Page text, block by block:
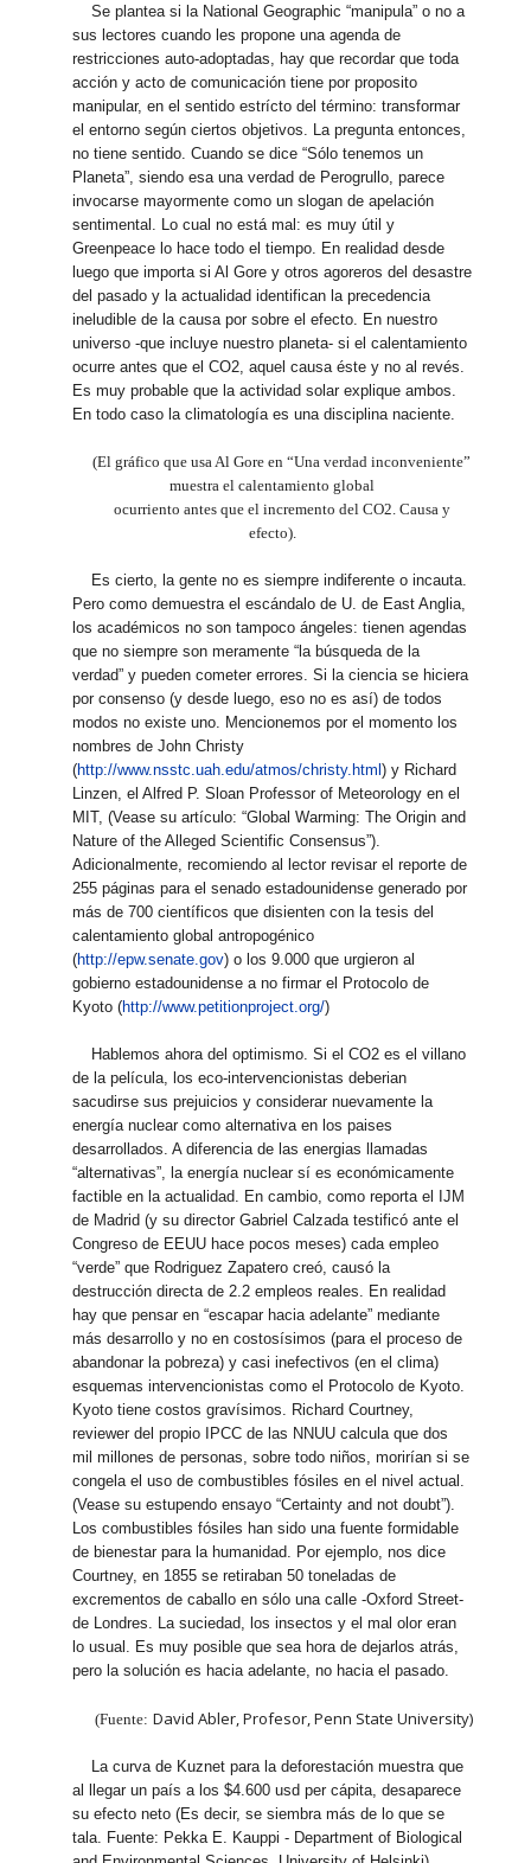
Se plantea si la National Geographic “manipula” o no a
sus lectores cuando les propone una agenda de
restricciones auto-adoptadas, hay que recordar que toda
acción y acto de comunicación tiene por proposito
manipular, en el sentido estrícto del término: transformar
el entorno según ciertos objetivos. La pregunta entonces,
no tiene sentido. Cuando se dice “Sólo tenemos un
Planeta”, siendo esa una verdad de Perogrullo, parece
invocarse mayormente como un slogan de apelación
sentimental. Lo cual no está mal: es muy útil y
Greenpeace lo hace todo el tiempo. En realidad desde
luego que importa si Al Gore y otros agoreros del desastre
del pasado y la actualidad identifican la precedencia
ineludible de la causa por sobre el efecto. En nuestro
universo -que incluye nuestro planeta- si el calentamiento
ocurre antes que el CO2, aquel causa éste y no al revés.
Es muy probable que la actividad solar explique ambos.
En todo caso la climatología es una disciplina naciente.
(El gráfico que usa Al Gore en “Una verdad inconveniente”
muestra el calentamiento global
ocurriento antes que el incremento del CO2. Causa y
efecto).
Es cierto, la gente no es siempre indiferente o incauta.
Pero como demuestra el escándalo de U. de East Anglia,
los académicos no son tampoco ángeles: tienen agendas
que no siempre son meramente “la búsqueda de la
verdad” y pueden cometer errores. Si la ciencia se hiciera
por consenso (y desde luego, eso no es así) de todos
modos no existe uno. Mencionemos por el momento los
nombres de John Christy
(http://www.nsstc.uah.edu/atmos/christy.html) y Richard
Linzen, el Alfred P. Sloan Professor of Meteorology en el
MIT, (Vease su artículo: “Global Warming: The Origin and
Nature of the Alleged Scientific Consensus”).
Adicionalmente, recomiendo al lector revisar el reporte de
255 páginas para el senado estadounidense generado por
más de 700 científicos que disienten con la tesis del
calentamiento global antropogénico
(http://epw.senate.gov) o los 9.000 que urgieron al
gobierno estadounidense a no firmar el Protocolo de
Kyoto (http://www.petitionproject.org/)
Hablemos ahora del optimismo. Si el CO2 es el villano
de la película, los eco-intervencionistas deberian
sacudirse sus prejuicios y considerar nuevamente la
energía nuclear como alternativa en los paises
desarrollados. A diferencia de las energias llamadas
“alternativas”, la energía nuclear sí es económicamente
factible en la actualidad. En cambio, como reporta el IJM
de Madrid (y su director Gabriel Calzada testificó ante el
Congreso de EEUU hace pocos meses) cada empleo
“verde” que Rodriguez Zapatero creó, causó la
destrucción directa de 2.2 empleos reales. En realidad
hay que pensar en “escapar hacia adelante” mediante
más desarrollo y no en costosísimos (para el proceso de
abandonar la pobreza) y casi inefectivos (en el clima)
esquemas intervencionistas como el Protocolo de Kyoto.
Kyoto tiene costos gravísimos. Richard Courtney,
reviewer del propio IPCC de las NNUU calcula que dos
mil millones de personas, sobre todo niños, morirían si se
congela el uso de combustibles fósiles en el nivel actual.
(Vease su estupendo ensayo “Certainty and not doubt”).
Los combustibles fósiles han sido una fuente formidable
de bienestar para la humanidad. Por ejemplo, nos dice
Courtney, en 1855 se retiraban 50 toneladas de
excrementos de caballo en sólo una calle -Oxford Street-
de Londres. La suciedad, los insectos y el mal olor eran
lo usual. Es muy posible que sea hora de dejarlos atrás,
pero la solución es hacia adelante, no hacia el pasado.
(Fuente: David Abler, Profesor, Penn State University)
La curva de Kuznet para la deforestación muestra que
al llegar un país a los $4.600 usd per cápita, desaparece
su efecto neto (Es decir, se siembra más de lo que se
tala. Fuente: Pekka E. Kauppi - Department of Biological